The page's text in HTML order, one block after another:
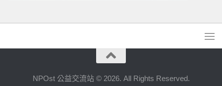
NPOst 公益交流站 © 2026. All Rights Reserved.